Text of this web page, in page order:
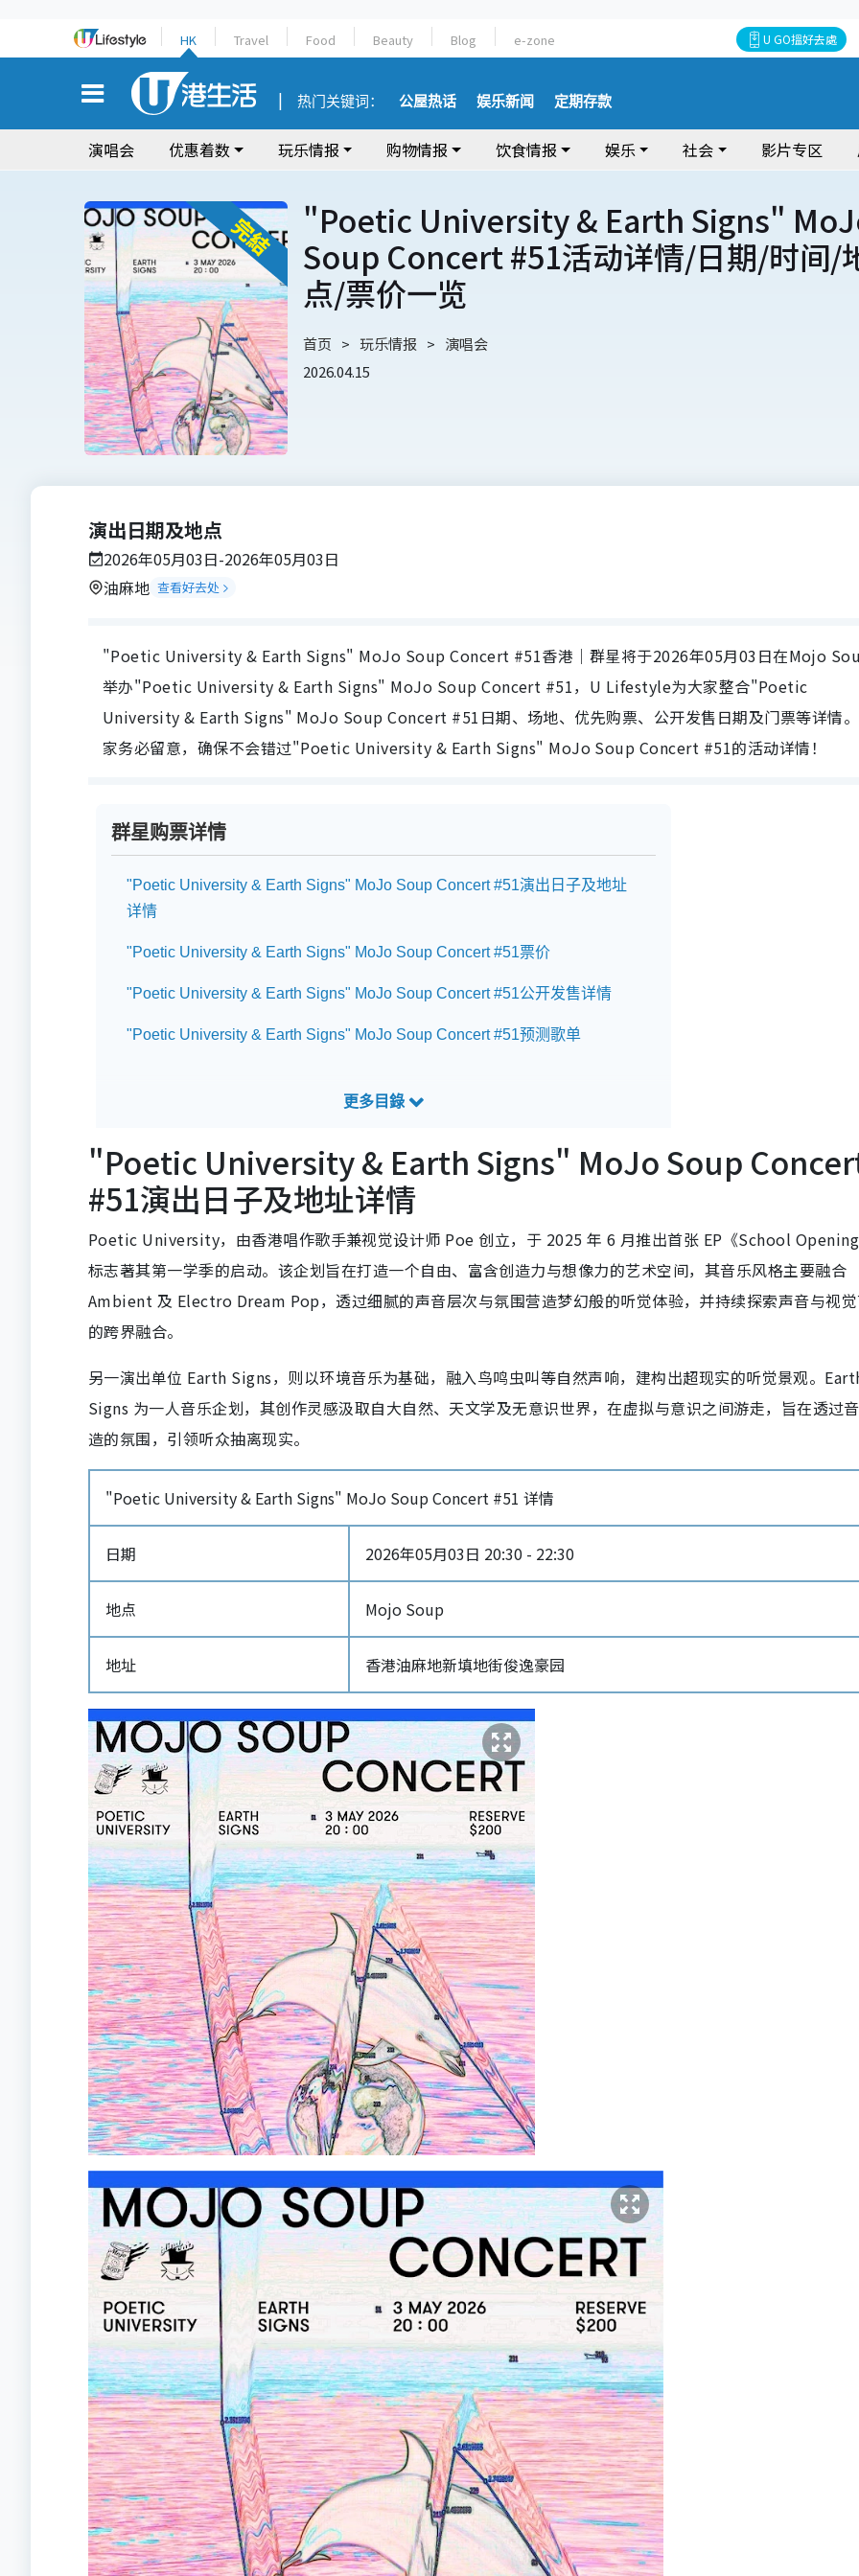
HK Travel Food Beauty Blog e-zone U GO搵好去處
热门关键词： 公屋热话 娱乐新闻 定期存款
演唱会 优惠着数 玩乐情报 购物情报 饮食情报 娱乐 社会 影片专区
"Poetic University & Earth Signs"
Soup Concert #51活动详情/日期/时间/
点/票价一览
首页 玩乐情报
演唱会
2026.04.15
演出日期及地点
2026年05月03日-2026年05月03日
油麻地 查看好去处
"Poetic University & Earth Signs" MoJo Soup Concert #51香港｜群星将于2026年05月03日在Mojo
举办"Poetic University & Earth Signs" MoJo Soup Concert #51，U Lifestyle为大家整合"Poetic
University & Earth Signs" MoJo Soup Concert #51日期、场地、优先购票、公开发售日期及门票等详情
家务必留意，确保不会错过"Poetic University & Earth Signs" MoJo Soup Concert #51的活动详情！
群星购票详情
"Poetic University & Earth Signs" MoJo Soup Concert #51演出日子及地址
详情
"Poetic University & Earth Signs" MoJo Soup Concert #51票价
"Poetic University & Earth Signs" MoJo Soup Concert #51公开发售详情
"Poetic University & Earth Signs" MoJo Soup Concert #51预测歌单
"Poetic University & Earth Signs" MoJo Soup
#51演出日子及地址详情
Poetic University，由香港唱作歌手兼视觉设计师 Poe 创立，于 2025 年 6 月推出首张 EP《School Opening
标志著其第一学季的启动。该企划旨在打造一个自由、富含创造力与想像力的艺术空间，其音乐风格主要融合
Ambient 及 Electro Dream Pop，透过细腻的声音层次与氛围营造梦幻般的听觉体验，并持续探索声音与视
的跨界融合。
另一演出单位 Earth Signs，则以环境音乐为基础，融入鸟鸣虫叫等自然声响，建构出超现实的听觉景观。
Signs 为一人音乐企划，其创作灵感汲取自大自然、天文学及无意识世界，在虚拟与意识之间游走，旨在透过
造的氛围，引领听众抽离现实。
"Poetic University & Earth Signs" MoJo Soup Concert #51 详情
日期 2026年05月03日 20:30 - 22:30
地点 Mojo Soup
地址 香港油麻地新填地街俊逸豪园